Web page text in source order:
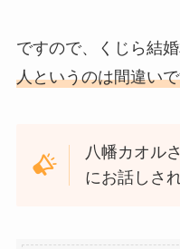
ですので、くじら結
人というのは間違い
八幡カオル
にお話しさ